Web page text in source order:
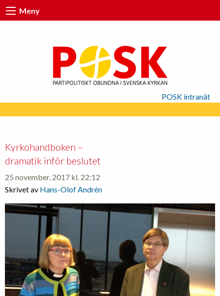
Meny
POSK intranät
Kyrkohandboken –
dramatik inför beslutet
25 november, 2017 kl. 22:12
Skrivet av Hans-Olof Andrén